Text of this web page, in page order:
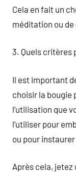
Cela en fait un
méditation ou
3. Quels critères
Il est important
choisir la bougie
l’utilisation que
l’utiliser pour
ou pour
Après cela,